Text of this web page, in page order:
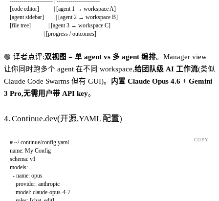
[code editor]          | [agent 1 → workspace A]
[agent sidebar]        | [agent 2 → workspace B]
[file tree]            | [agent 3 → workspace C]
                       | [progress / outcomes]
🟢 译者点评:双视图 = 单 agent vs 多 agent 编排。Manager view
让你同时跑多个 agent 在不同 workspace,给团队级 AI 工作流(类似
Claude Code Swarms 但有 GUI)。 内置 Claude Opus 4.6 + Gemini
3 Pro,无需用户带 API key。
4. Continue.dev(开源,YAML 配置)
# ~/.continue/config.yaml
name: My Config
schema: v1
models:
  -
name: opus
    provider
: anthropic
    model
: claude-opus-4-7
COPY